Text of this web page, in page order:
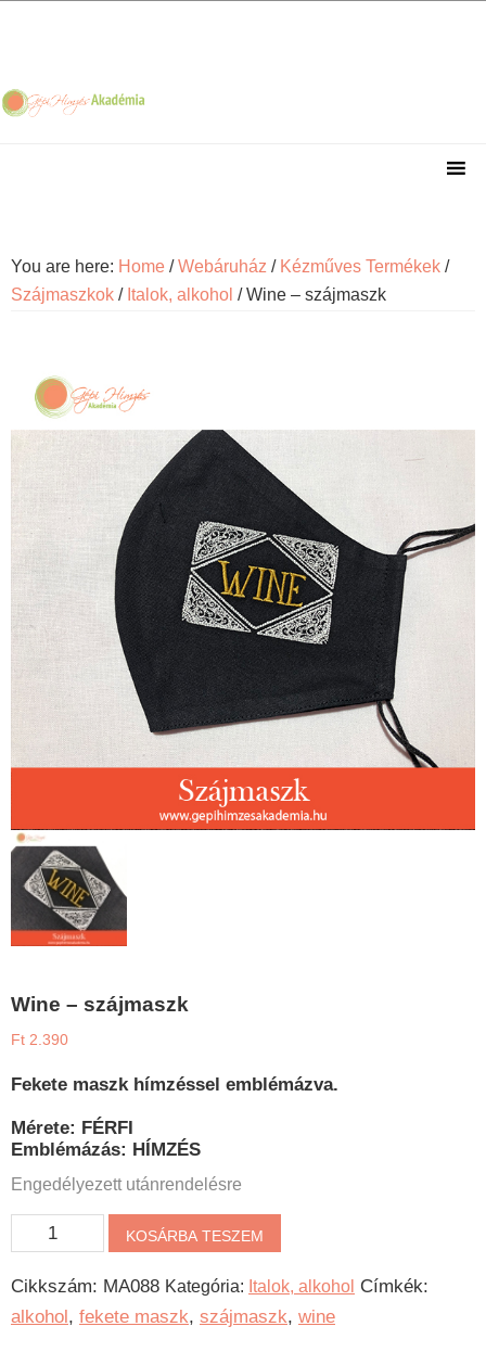
navigation
content
sidebar
You are here: Home / Webáruház / Kézműves Termékek /
Szájmaszkok / Italok, alkohol / Wine – szájmaszk
Wine – szájmaszk
Ft 2.390
Fekete maszk hímzéssel emblémázva.
Mérete: FÉRFI
Emblémázás: HÍMZÉS
Engedélyezett utánrendelésre
Wine
-
szájmaszk
mennyiség
KOSÁRBA TESZEM
Cikkszám: MA088 Kategória: Italok, alkohol Címkék:
alkohol, fekete maszk, szájmaszk, wine